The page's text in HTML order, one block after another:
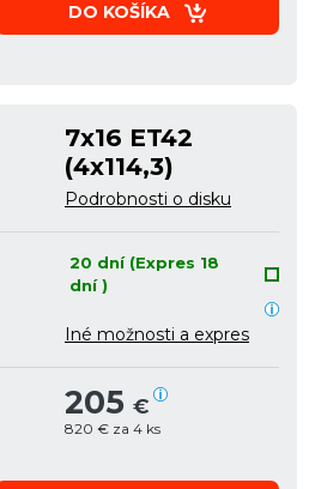
DO KOŠÍKA
7x16 ET42
(4x114,3)
Podrobnosti o disku
20 dní (Expres 18
dní )
Iné možnosti a expres
205 €
820 € za 4 ks